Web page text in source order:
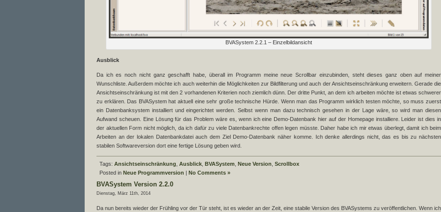
BVASystem 2.2.1 – Einzelbildansicht
Ausblick
Da ich es noch nicht ganz geschafft habe, überall im Programm meine neue Scrollbar einzubinden, steht dieses ganz oben auf meiner
Wunschliste. Außerdem möchte ich auch weiterhin die Möglichkeiten zur Bildfilterung und auch der Ansichtseinschränkung erweitern. Gerade die
Ansichtseinschränkung ist mit den 2 vorhandenen Kriterien noch ziemlich dünn. Der dritte Punkt, an dem ich arbeiten möchte ist etwas schwerer
zu erklären. Das BVASystem hat aktuell eine sehr große technische Hürde. Wenn man das Programm wirklich testen möchte, so muss zuerst
ein Datenbanksystem installiert und eingerichtet werden. Selbst wenn man dazu technisch gesehen in der Lage wäre, so wird man diesen
Aufwand scheuen. Eine Lösung für das Problem wäre es, wenn ich eine Demo-Datenbank hier auf der Homepage installiere. Leider ist dies in
der aktuellen Form nicht möglich, da ich dafür zu viele Datenbankrechte offen legen müsste. Daher habe ich mir etwas überlegt, damit ich beim
Arbeiten an der lokalen Datenbankdatei auch dem Ziel Demo-Datenbank näher komme. Ich denke allerdings nicht, das es bis zu nächsten
stabilen Softwareversion dort eine fertige Lösung geben wird.
Tags: Ansichtseinschränkung Ausblick BVASystem Neue Version Scrollbox
Posted in Neue Programmversion | No Comments »
BVASystem Version 2.2.0
Dienstag, März 11th, 2014
Da nun bereits wieder der Frühling vor der Tür steht, ist es wieder an der Zeit, eine stabile Version des BVASystems zu veröffentlichen. Wenn ich